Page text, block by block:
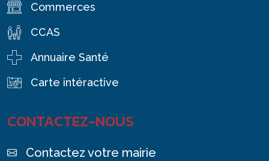
Commerces
CCAS
Annuaire Santé
Carte intéractive
CONTACTEZ-NOUS
Contactez votre mairie